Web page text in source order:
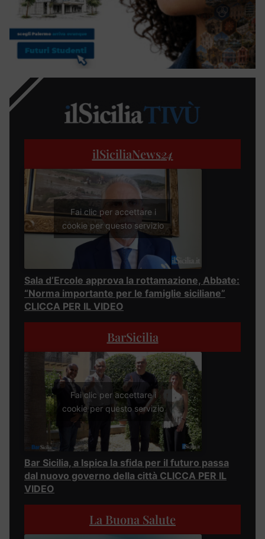
ilSiciliaNews24
Fai clic per accettare i
cookie per questo servizio
Sala d’Ercole approva la rottamazione, Abbate:
“Norma importante per le famiglie siciliane”
CLICCA PER IL VIDEO
BarSicilia
Fai clic per accettare i
cookie per questo servizio
Bar Sicilia, a Ispica la sfida per il futuro passa
dal nuovo governo della città CLICCA PER IL
VIDEO
La Buona Salute